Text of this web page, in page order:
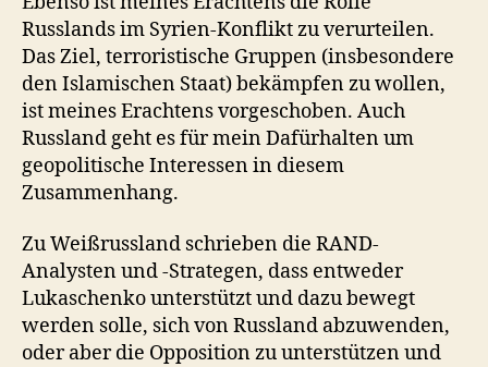
Russlands im Syrien-Konflikt zu verurteilen.
Das Ziel, terroristische Gruppen (insbesondere
den Islamischen Staat) bekämpfen zu wollen,
ist meines Erachtens vorgeschoben. Auch
Russland geht es für mein Dafürhalten um
geopolitische Interessen in diesem
Zusammenhang.
Zu Weißrussland schrieben die RAND-
Analysten und -Strategen, dass entweder
Lukaschenko unterstützt und dazu bewegt
werden solle, sich von Russland abzuwenden,
oder aber die Opposition zu unterstützen und